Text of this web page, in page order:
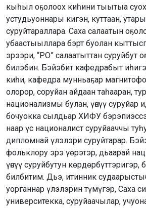
кыһыл оҕолоох киһини тыытыа
устудьуоннары кигэн, куттаан,
суруйтараллара. Саха салаатын
убаастыыллара бэрт буолан
эрээри, “РО” салаатыттан суруйбут
билэбин. Бэйэбит кафедрабыт
киһи, кафедра мунньаҕар
олорор, соруйан айдаан таһааран,
национализмы булан, үҥсүү суруйар
бочуокка сылдьар ХИФУ
наар үс националист суруйааччы
дипломнай үлэлэри суруйтарар.
фольклору эрэ үөрэтэр, дьаарай
үҥсүү суруйбутун көрдөрбүттэригэр,
билбитим. Дьэ, итинник
уорганнар үлэлэрин түмүгэр, Саха
университекка, суруйаачылар,